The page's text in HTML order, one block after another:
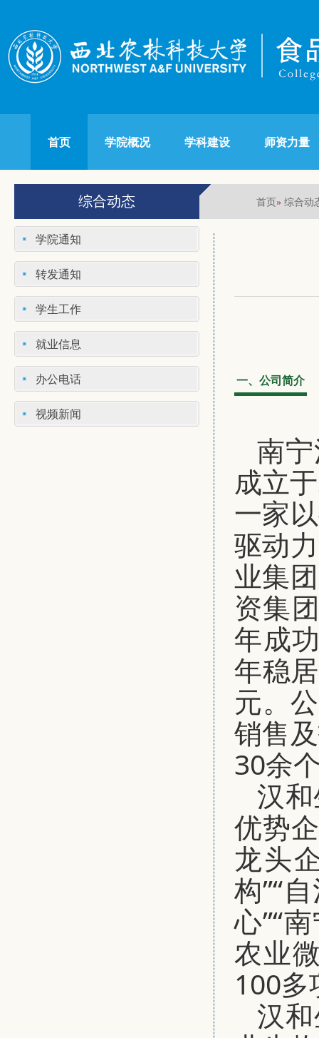
首页 学院概况 学科建设 师资力量
综合动态 首页» 综合动
学院通知
转发通知
学生工作
就业信息
办公电话
视频新闻
一、公司简介
南
成立
一家以
驱动
业集
资集
年成
年稳
元。
销售
30余
汉
优势
龙头
构”“
心”“
农业
100多
汉